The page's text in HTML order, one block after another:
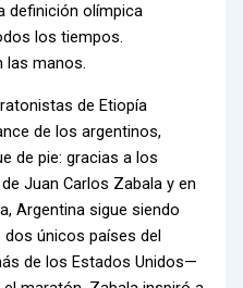
definición olímpica
los tiempos.
las manos.
de Etiopía
de los argentinos,
de pie: gracias a los
Juan Carlos Zabala y en
Argentina sigue siendo
únicos países del
de los Estados Unidos—